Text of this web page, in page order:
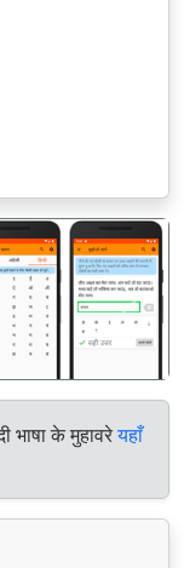
अगला
भाषा के मुहावरेयहाँ